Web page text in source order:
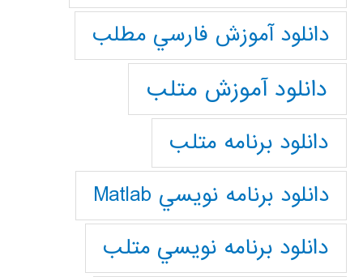
دانلود آموزش فارسي مطلب
دانلود آموزش متلب
دانلود برنامه متلب
دانلود برنامه نويسي Matlab
دانلود برنامه نويسي متلب